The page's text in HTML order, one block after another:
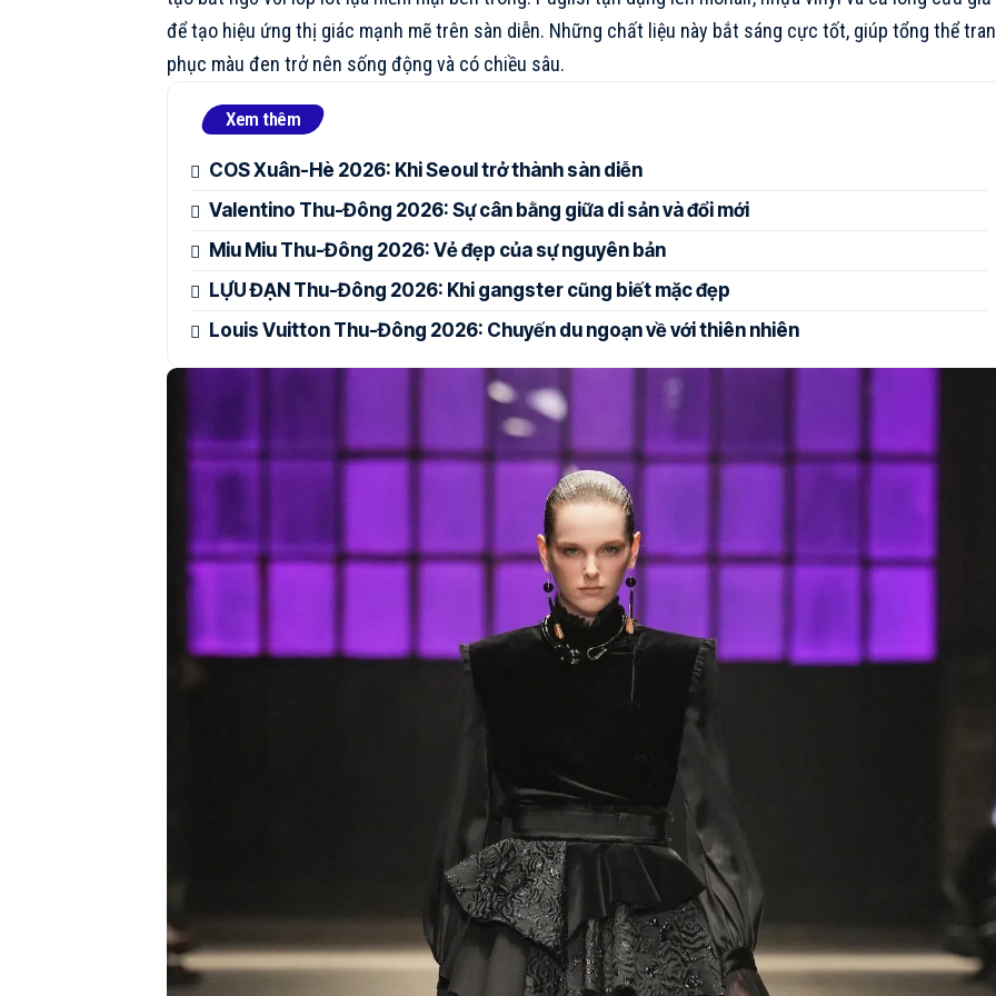
để tạo hiệu ứng thị giác mạnh mẽ trên sàn diễn. Những chất liệu này bắt sáng cực tốt, giúp tổng thể
phục màu đen trở nên sống động và có chiều sâu.
Xem thêm
COS Xuân-Hè 2026: Khi Seoul trở thành sàn diễn
Valentino Thu-Đông 2026: Sự cân bằng giữa di sản và đổi mới
Miu Miu Thu-Đông 2026: Vẻ đẹp của sự nguyên bản
LỰU ĐẠN Thu-Đông 2026: Khi gangster cũng biết mặc đẹp
Louis Vuitton Thu-Đông 2026: Chuyến du ngoạn về với thiên nhiên